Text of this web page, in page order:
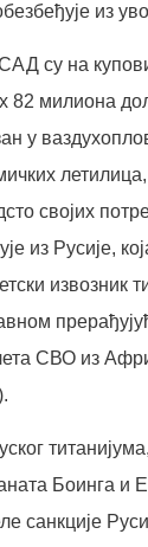
из
су на
82 милиона
у
летилица,
својих
из Русије,
извозник
СВО из
Боинга и
санкције